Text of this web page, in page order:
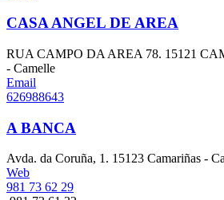
CASA ANGEL DE AREA
RUA CAMPO DA AREA 78. 15121
- Camelle
Email
626988643
A BANCA
Avda. da Coruña, 1. 15123 Camariñas -
Web
981 73 62 29